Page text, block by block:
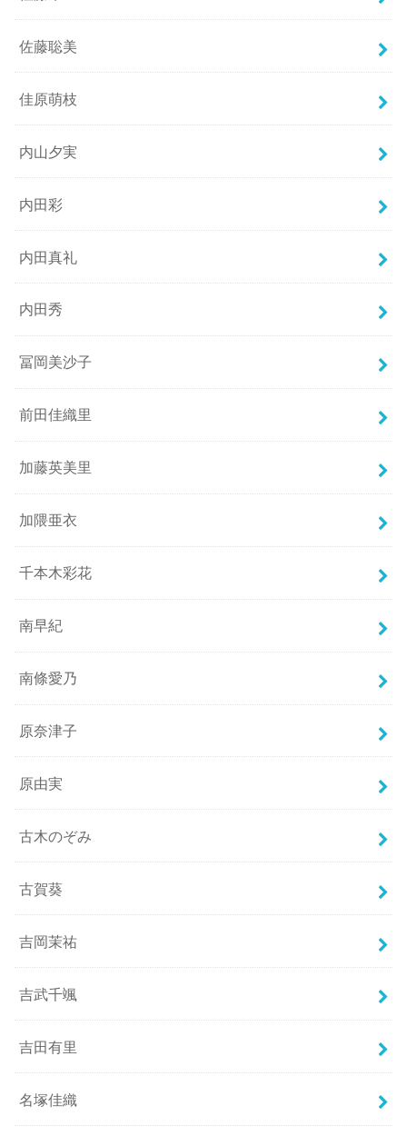
佐藤聡美
佳原萌枝
内山夕実
内田彩
内田真礼
内田秀
冨岡美沙子
前田佳織里
加藤英美里
加隈亜衣
千本木彩花
南早紀
南條愛乃
原奈津子
原由実
古木のぞみ
古賀葵
吉岡茉祐
吉武千颯
吉田有里
名塚佳織